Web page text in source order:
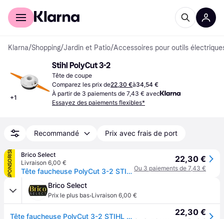
Acheter avec Klarna
Klarna/Shopping/Jardin et Patio/Accessoires pour outils
+1
Stihl PolyCut 3-2
Tête de coupe
Comparez les prix de22,30 €à34,54 €
À partir de 3 paiements de 7,43 € avec
Essayez des paiements flexibles*
Recommandé Prix avec frais de port
SPONSORISÉ
Brico Select
Livraison 6,00 €
Tête faucheuse PolyCut 3-2 STIHL pour FSA57
22,30 €
Ou 3 paiements de 7,43 €
Brico Select
Prix le plus bas·Livraison 6,00 €
Tête faucheuse PolyCut 3-2 STIHL pour FSA57 22,30 €